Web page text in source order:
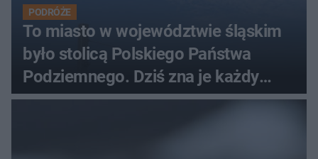
PODRÓŻE
To miasto w województwie śląskim
było stolicą Polskiego Państwa
Podziemnego. Dziś zna je każdy
pielgrzym